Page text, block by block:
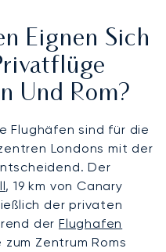
Eignen Sich
Und Rom?
Flughäfen sind für die
Londons mit der
Der
, 19 km von Canary
der privaten
der Flughafen
Zentrum Roms